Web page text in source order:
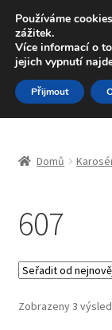
DOPRAVA od
Volejte po-pá
Přeskočit
na
navigaci
Přejít
k
obsahu
Celosvětová
Doprava
Kontakt
Domů
607
Zobrazeny 3
Používáme
zážitek.
Více informací o
jejich vypnutí
Přijmout